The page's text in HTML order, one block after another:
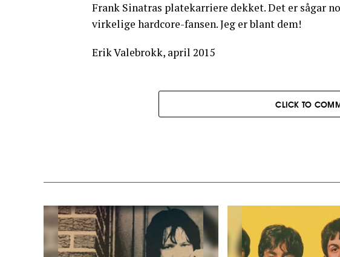
Frank Sinatras platekarriere dekket. Det er sågar
virkelige hardcore-fansen. Jeg er blant dem!
Erik Valebrokk, april 2015
CLICK TO